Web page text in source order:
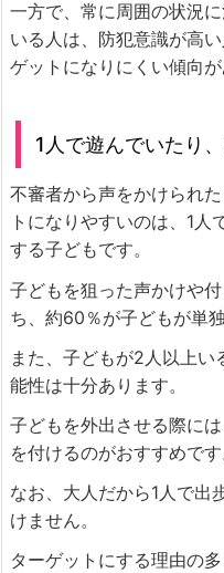
一方で、常に周囲の状況
いる人は、防犯意識が高
ゲットになりにくい傾向が
1人で遊んでいたり
不審者から声をかけられ
トになりやすいのは、1人
する子どもです。
子どもを狙った声かけや
ち、約60％が子どもが単
また、子どもが2人以上
能性は十分あります。
子どもを外出させる際に
を付けるのがおすすめです
なお、大人だから1人で出
けません。
ターゲットにする理由の